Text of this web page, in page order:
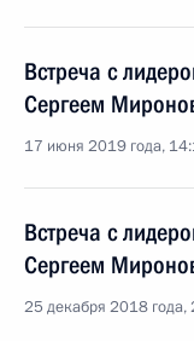
Встреча с
Сергеем
17 июня 2019 года,
Встреча с
Сергеем
25 декабря 2018 года,